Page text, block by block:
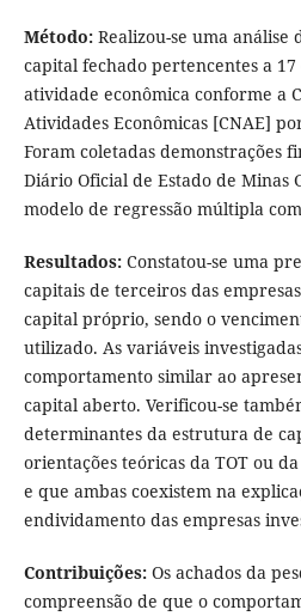
Método: Realizou-se uma análise
capital fechado pertencentes a
atividade econômica conforme a
Atividades Econômicas [CNAE]
Foram coletadas demonstrações
Diário Oficial de Estado de Minas
modelo de regressão múltipla
Resultados: Constatou-se uma
capitais de terceiros das
capital próprio, sendo o
utilizado. As variáveis
comportamento similar ao
capital aberto. Verificou-se
determinantes da estrutura de
orientações teóricas da TOT ou
e que ambas coexistem na
endividamento das empresas
Contribuições: Os achados da
compreensão de que o